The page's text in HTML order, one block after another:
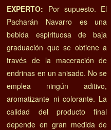
EXPERTO: Por supuesto. El
Pacharán Navarro es una
bebida espirituosa de baja
graduación que se obtiene a
través de la maceración de
endrinas en un anisado. No se
emplea ningún aditivo,
aromatizante ni colorante. La
calidad del producto final
depende en gran medida de